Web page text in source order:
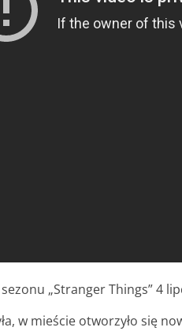
„Stranger Things” 4
w mieście otworzyło się